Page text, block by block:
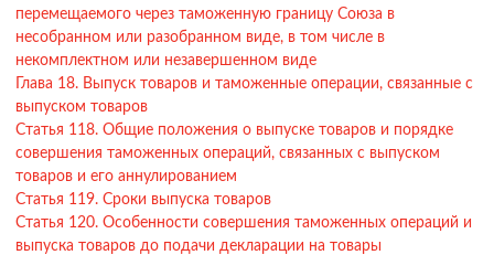
перемещаемого через таможенную границу Союза в
несобранном или разобранном виде, в том числе в
некомплектном или незавершенном виде
Глава 18. Выпуск товаров и таможенные операции, связанные с
выпуском товаров
Статья 118. Общие положения о выпуске товаров и порядке
совершения таможенных операций, связанных с выпуском
товаров и его аннулированием
Статья 119. Сроки выпуска товаров
Статья 120. Особенности совершения таможенных операций и
выпуска товаров до подачи декларации на товары